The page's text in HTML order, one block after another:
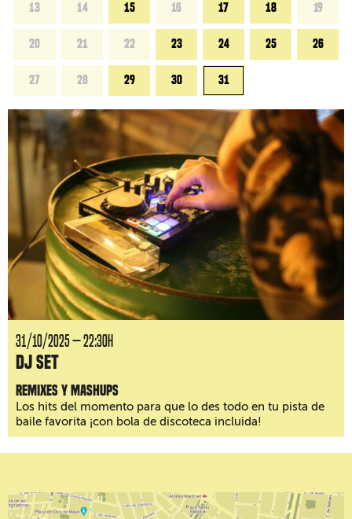
13 14 15 16 17 18 19
20 21 22 23 24 25 26
27 28 29 30 31
31/10/2025 — 22:30H
DJ Set
Remixes y mashups
Los hits del momento para que lo des todo en tu pista de
baile favorita ¡con bola de discoteca incluida!